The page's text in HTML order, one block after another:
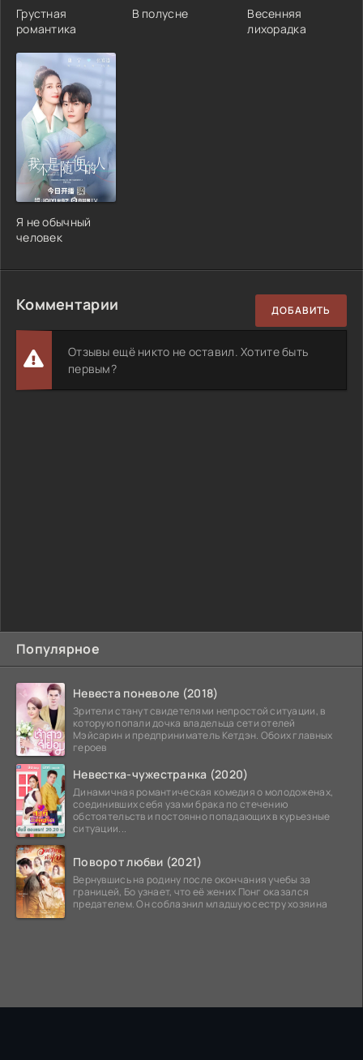
Популярное
Невеста поневоле (2018)
Зрители станут свидетелями непростой ситуации, в
которую попали дочка владельца сети отелей
Мэйсарин и предприниматель Кетдэн. Обоих главных
героев
Невестка-чужестранка (2020)
Динамичная романтическая комедия о молодоженах,
соединивших себя узами брака по стечению
обстоятельств и постоянно попадающих в курьезные
ситуации...
Поворот любви (2021)
Вернувшись на родину после окончания учебы за
границей, Бо узнает, что её жених Понг оказался
предателем. Он соблазнил младшую сестру хозяина
Грустная
романтика
В полусне
Весенняя
лихорадка
Я не обычный
человек
Комментарии ДОБАВИТЬ
Отзывы ещё никто не оставил. Хотите быть
первым?